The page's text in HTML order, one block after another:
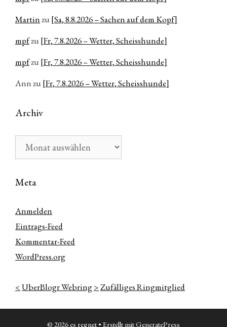
Martinzu [Sa, 8.8.2026 – Sachen auf dem Kopf]
mpfzu [Fr, 7.8.2026 – Wetter, Scheisshunde]
mpfzu [Fr, 7.8.2026 – Wetter, Scheisshunde]
Annzu [Fr, 7.8.2026 – Wetter, Scheisshunde]
Archiv
Meta
Anmelden
Eintrags-Feed
Kommentar-Feed
WordPress.org
<UberBlogr Webring>Zufälliges Ringmitglied
© 2026 es regnet• Erstellt mitGeneratePress